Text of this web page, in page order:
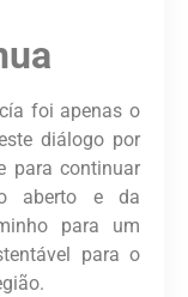
foi apenas o
diálogo por
para continuar
aberto e da
para um
para o